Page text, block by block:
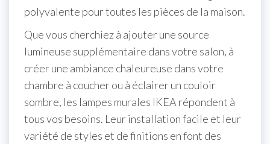
polyvalente pour toutes les pièces de la maison.
Que vous cherchiez à ajouter une source
lumineuse supplémentaire dans votre salon, à
créer une ambiance chaleureuse dans votre
chambre à coucher ou à éclairer un couloir
sombre, les lampes murales IKEA répondent à
tous vos besoins. Leur installation facile et leur
variété de styles et de finitions en font des